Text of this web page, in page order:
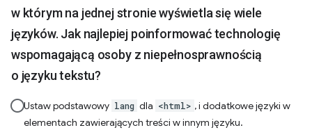
w którym na jednej stronie wyświetla się wiele
języków. Jak najlepiej poinformować technologię
wspomagającą osoby z niepełnosprawnością
o języku tekstu?
Ustaw podstawowy lang dla <html> , i dodatkowe języki w
elementach zawierających treści w innym języku.